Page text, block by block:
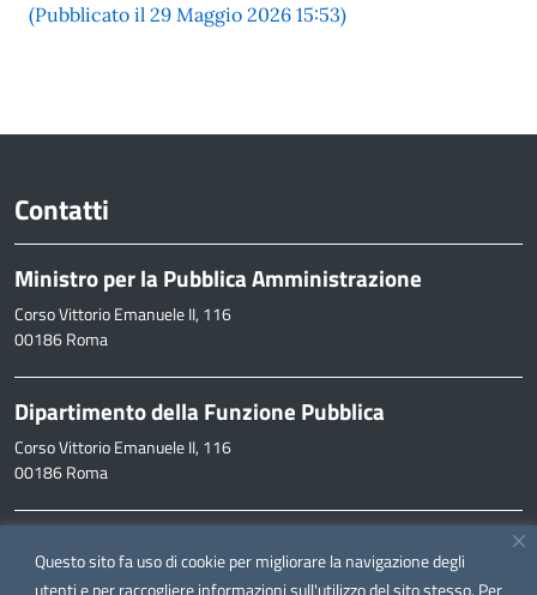
Questo sito fa uso di cookie per migliorare la navigazione degli
utenti e per raccogliere informazioni sull'utilizzo del sito stesso. Per
(Pubblicato il 29 Maggio 2026 15:53)
Contatti
Ministro per la Pubblica Amministrazione
Corso Vittorio Emanuele II, 116
00186 Roma
Dipartimento della Funzione Pubblica
Corso Vittorio Emanuele II, 116
00186 Roma
inpa@funzionepubblica.it